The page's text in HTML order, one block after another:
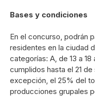
Bases y condiciones
En el concurso, podrán
residentes en la ciudad
categorías: A, de 13 a
cumplidos hasta el 21
excepción, el 25% del
producciones grupales